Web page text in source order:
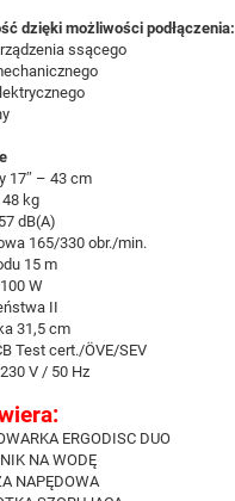
dzięki możliwości podłączenia:
ssącego
17″ – 43 cm
kg
dB(A)
165/330 obr./min.
15 m
W
II
31,5 cm
Test cert./ÖVE/SEV
V / 50 Hz
ERGODISC DUO
NA WODĘ
NAPĘDOWA